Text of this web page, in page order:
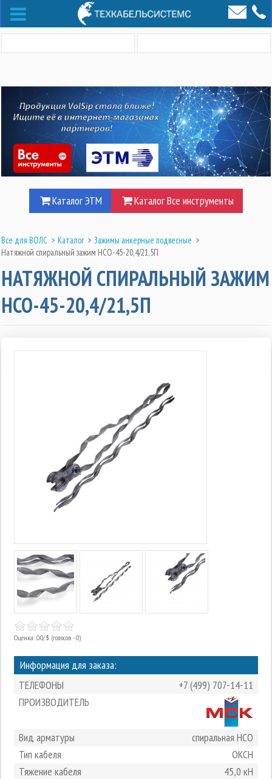
Каталог ЭТМ Каталог Все инструменты
Все для ВОЛС > Каталог > Зажимы анкерные подвесные >
Натяжной спиральный зажим НСО-45-20,4/21,5П
НАТЯЖНОЙ СПИРАЛЬНЫЙ ЗАЖИМ
НСО-45-20,4/21,5П
Оценка: 0.0/5 (голосов - 0)
Информация для заказа:
ТЕЛЕФОНЫ
+7 (499) 707-14-11
ПРОИЗВОДИТЕЛЬ
Вид арматуры
спиральная НСО
Тип кабеля
ОКСН
Тяжение кабеля
45,0 кН